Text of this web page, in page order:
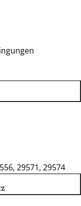
29571, 29574